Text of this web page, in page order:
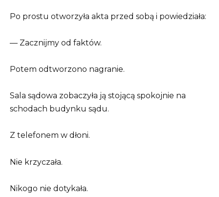
Po prostu otworzyła akta przed sobą i powiedziała:
— Zacznijmy od faktów.
Potem odtworzono nagranie.
Sala sądowa zobaczyła ją stojącą spokojnie na
schodach budynku sądu.
Z telefonem w dłoni.
Nie krzyczała.
Nikogo nie dotykała.